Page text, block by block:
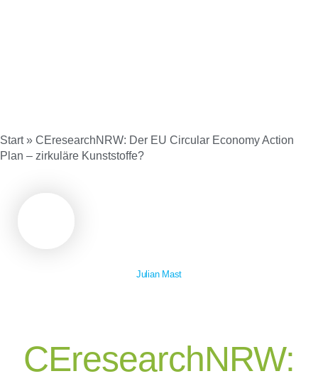
Start» CEresearchNRW: Der EU Circular Economy Action
Plan – zirkuläre Kunststoffe?
Julian Mast
CEresearchNRW: